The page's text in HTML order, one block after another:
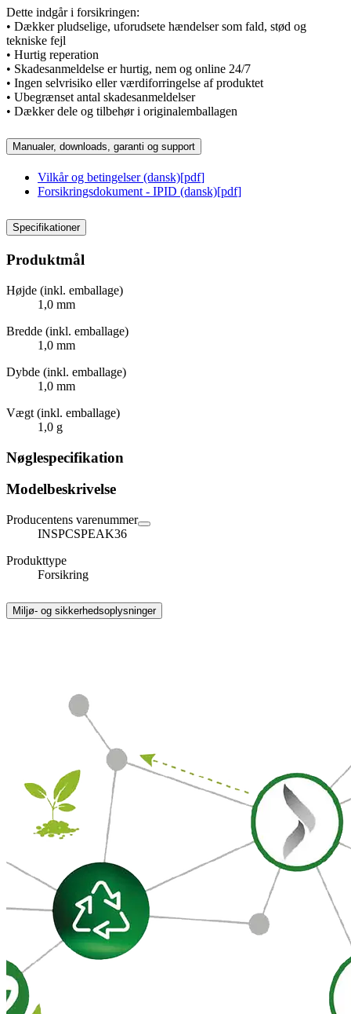
Dette indgår i forsikringen:
• Dækker pludselige, uforudsete hændelser som fald, stød og
tekniske fejl
• Hurtig reperation
• Skadesanmeldelse er hurtig, nem og online 24/7
• Ingen selvrisiko eller værdiforringelse af produktet
• Ubegrænset antal skadesanmeldelser
• Dækker dele og tilbehør i originalemballagen
Manualer, downloads, garanti og support
Vilkår og betingelser (dansk)[pdf]
Forsikringsdokument - IPID (dansk)[pdf]
Specifikationer
Produktmål
Højde (inkl. emballage)
1,0 mm
Bredde (inkl. emballage)
1,0 mm
Dybde (inkl. emballage)
1,0 mm
Vægt (inkl. emballage)
1,0 g
Nøglespecifikation
Modelbeskrivelse
Producentens varenummer
INSPCSPEAK36
Produkttype
Forsikring
Miljø- og sikkerhedsoplysninger